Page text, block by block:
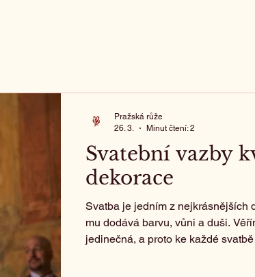
Svatební vazby
dekorace
Svatba je jedním z nejkrásnějších
mu dodává barvu, vůni a duši.
jedinečná, a proto ke každé
Pražská růže
26. 3.
Minut čtení: 2